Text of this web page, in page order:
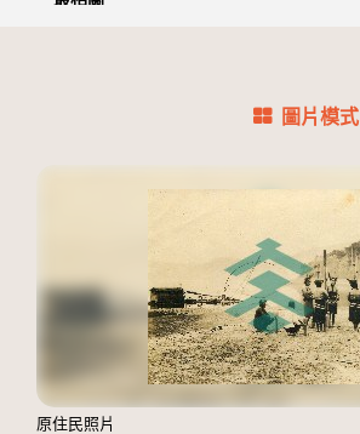
圖片模式
原住民照片